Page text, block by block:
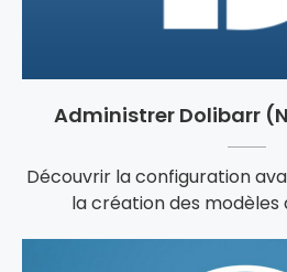
Administrer Dolibarr
Découvrir la configuration
la création des modèles